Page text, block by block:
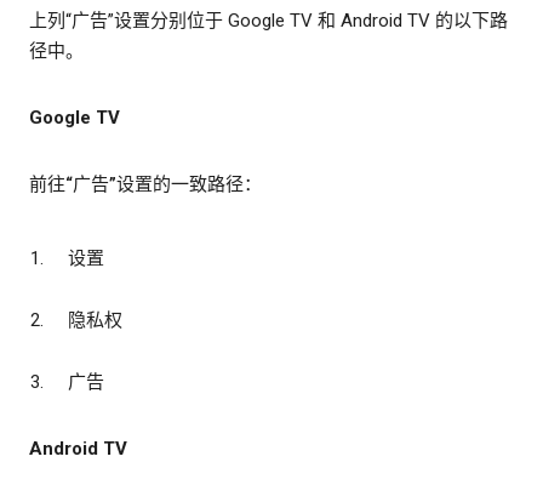
上列“广告”设置分别位于 Google TV 和 Android TV 的以下路
径中。
Google TV
前往“广告”设置的一致路径：
设置
隐私权
广告
Android TV